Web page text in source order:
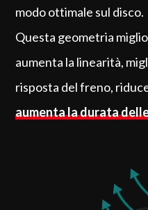
modo ottimale sul disco.
Questa geometria
aumenta la linearità,
risposta del freno,
aumenta la durata